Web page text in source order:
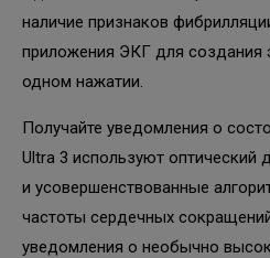
наличие признаков
приложения ЭКГ для создания
одном нажатии.
Получайте уведомления о
Ultra 3 используют оптический
и усовершенствованные
частоты сердечных
уведомления о необычно